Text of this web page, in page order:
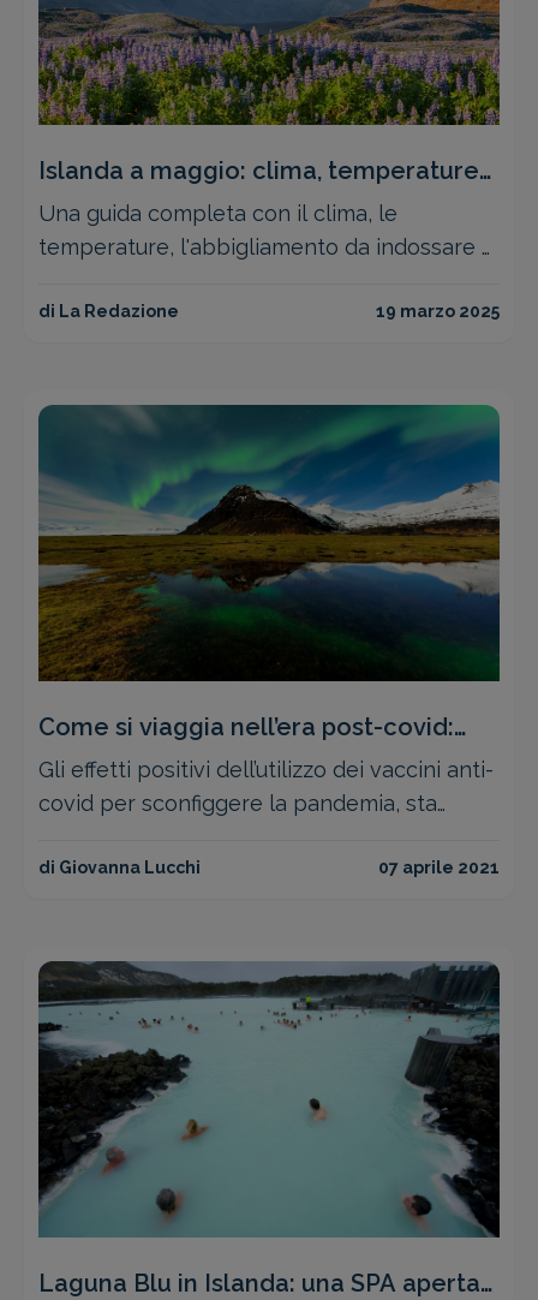
Islanda a maggio: clima, temperature
e aurora boreale
Una guida completa con il clima, le
temperature, l'abbigliamento da indossare a
consiglio di viaggio
di La Redazione 19 marzo 2025
Come si viaggia nell’era post-covid:
l’esempio dell’Islanda
Gli effetti positivi dell’utilizzo dei vaccini anti-
covid per sconfiggere la pandemia, sta
frontiere ai turisti. Che sia l’inizio di un ritorno
di Giovanna Lucchi 07 aprile 2021
Laguna Blu in Islanda: una SPA aperta